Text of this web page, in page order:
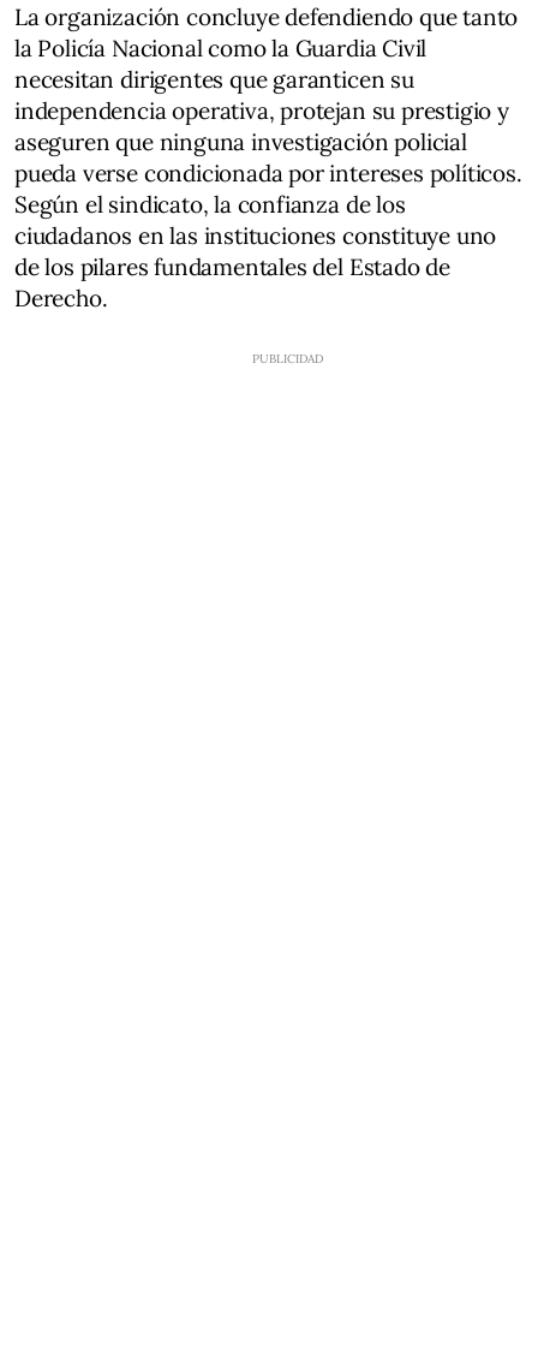
La organización concluye defendiendo que tanto
la Policía Nacional como la Guardia Civil
necesitan dirigentes que garanticen su
independencia operativa, protejan su prestigio y
aseguren que ninguna investigación policial
pueda verse condicionada por intereses políticos.
Según el sindicato, la confianza de los
ciudadanos en las instituciones constituye uno
de los pilares fundamentales del Estado de
Derecho.